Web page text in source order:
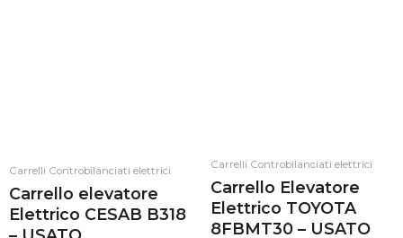
Carrelli Controbilanciati elettrici
Carrello elevatore
Elettrico CESAB B318
Carrelli Controbilanciati elettrici
Carrello Elevatore
Elettrico TOYOTA
8FBMT30 – USATO